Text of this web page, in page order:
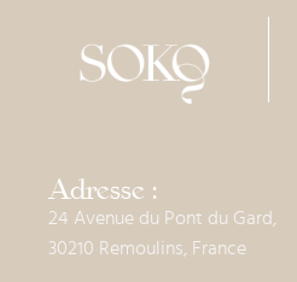
Adresse :
24 Avenue du Pont du Gard,
30210 Remoulins, France